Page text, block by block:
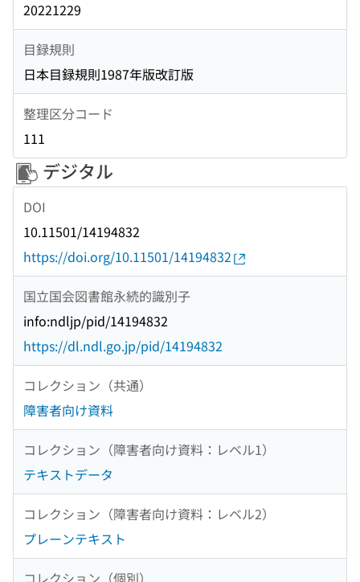
20221229
目録規則
日本目録規則1987年版改訂版
整理区分コード
111
デジタル
DOI
10.11501/14194832
https://doi.org/10.11501/14194832
国立国会図書館永続的識別子
info:ndljp/pid/14194832
https://dl.ndl.go.jp/pid/14194832
コレクション（共通）
障害者向け資料
コレクション（障害者向け資料：レベル1）
テキストデータ
コレクション（障害者向け資料：レベル2）
プレーンテキスト
コレクション（個別）